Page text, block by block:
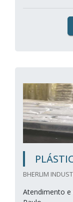
BHERLIM
Atendimento e